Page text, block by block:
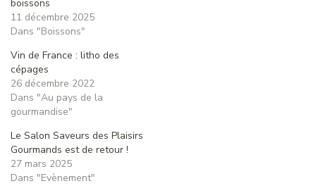
boissons
11 décembre 2025
Dans "Boissons"
Vin de France : litho des
cépages
26 décembre 2022
Dans "Au pays de la
gourmandise"
Le Salon Saveurs des Plaisirs
Gourmands est de retour !
27 mars 2025
Dans "Evènement"